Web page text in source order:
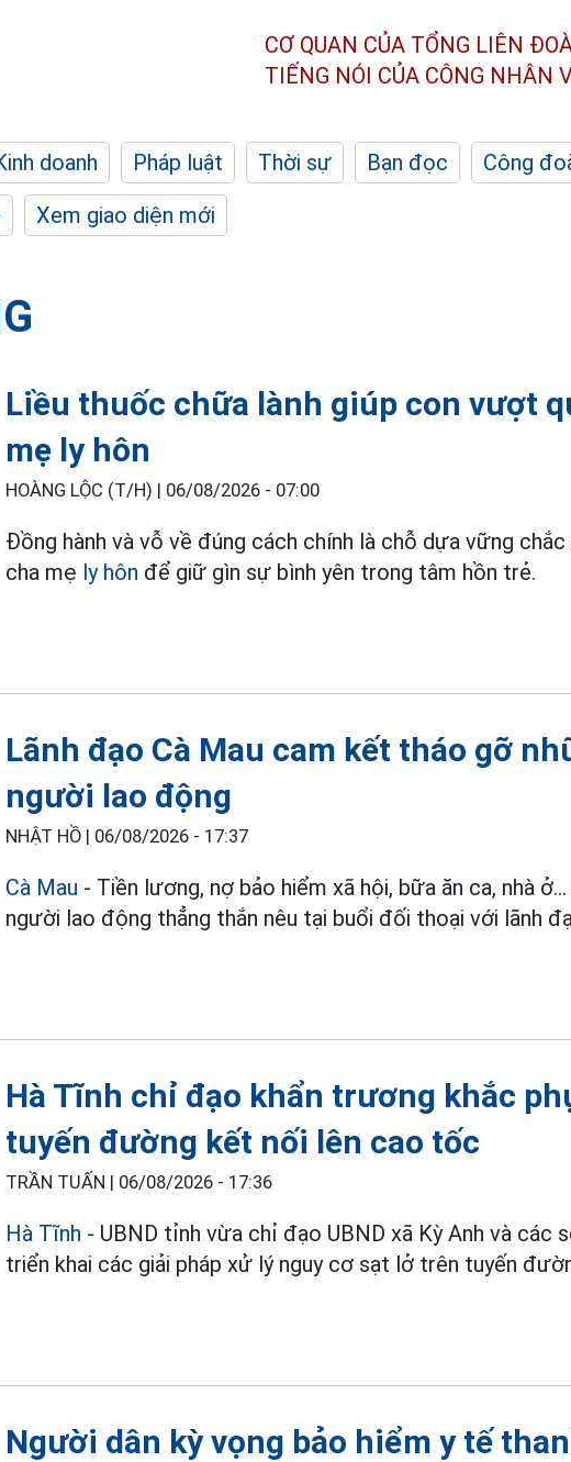
CƠ QUAN CỦA TỔNG LIÊN
TIẾNG NÓI CỦA CÔNG NHÂN
doanh Pháp luật Thời sự Bạn đọc Công
Xem giao diện mới
Liều thuốc chữa lành giúp con vượt
mẹ ly hôn
HOÀNG LỘC (T/H) | 06/08/2026 - 07:00
Đồng hành và vỗ về đúng cách chính là chỗ dựa vững
cha mẹ ly hôn để giữ gìn sự bình yên trong tâm hồn trẻ.
Lãnh đạo Cà Mau cam kết tháo gỡ
người lao động
NHẬT HỒ | 06/08/2026 - 17:37
Cà Mau - Tiền lương, nợ bảo hiểm xã hội, bữa ăn ca, nhà
người lao động thẳng thắn nêu tại buổi đối thoại với lãnh
Hà Tĩnh chỉ đạo khẩn trương khắc
tuyến đường kết nối lên cao tốc
TRẦN TUẤN | 06/08/2026 - 17:36
Hà Tĩnh - UBND tỉnh vừa chỉ đạo UBND xã Kỳ Anh và các
triển khai các giải pháp xử lý nguy cơ sạt lở trên tuyến
Người dân kỳ vọng bảo hiểm y tế